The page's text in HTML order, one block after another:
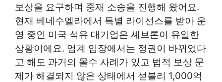
보상을 요구하며 중재 소송을 진행해 왔어요.
현재 베네수엘라에서 특별 라이선스를 받아 운
영 중인 미국 석유 대기업은 셰브론이 유일한
상황이에요. 업계 입장에서는 정권이 바뀌었다
고 해도 과거의 몰수 사례가 있고 법적 보상 문
제가 해결되지 않은 상태에서 섣불리 1,000억